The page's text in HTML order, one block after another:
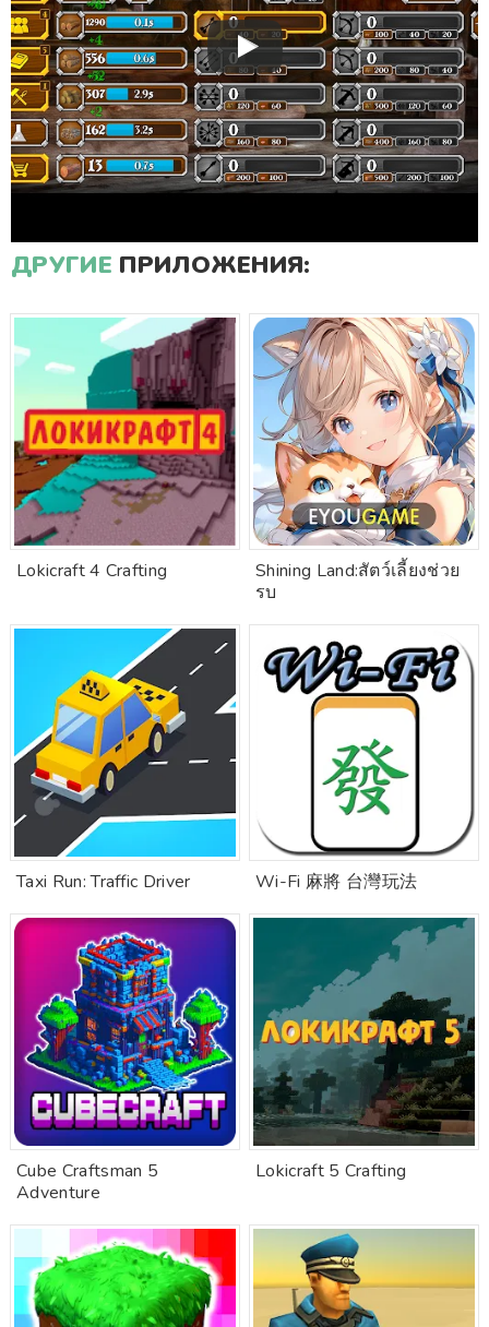
ДРУГИЕ ПРИЛОЖЕНИЯ:
Lokicraft 4 Crafting
Shining Land:สัตว์เลี้ยงช่วย
รบ
Taxi Run: Traffic Driver Wi-Fi 麻將 台灣玩法
Cube Craftsman 5
Adventure
Lokicraft 5 Crafting